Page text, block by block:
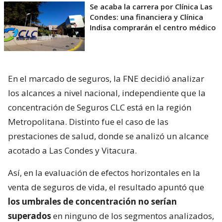
Se acaba la carrera por Clínica Las
Condes: una financiera y Clínica
Indisa comprarán el centro médico
En el marcado de seguros, la FNE decidió analizar
los alcances a nivel nacional, independiente que la
concentración de Seguros CLC está en la región
Metropolitana. Distinto fue el caso de las
prestaciones de salud, donde se analizó un alcance
acotado a Las Condes y Vitacura.
Así, en la evaluación de efectos horizontales en la
venta de seguros de vida, el resultado apuntó que
los umbrales de concentración no serían
superadosen ninguno de los segmentos analizados,